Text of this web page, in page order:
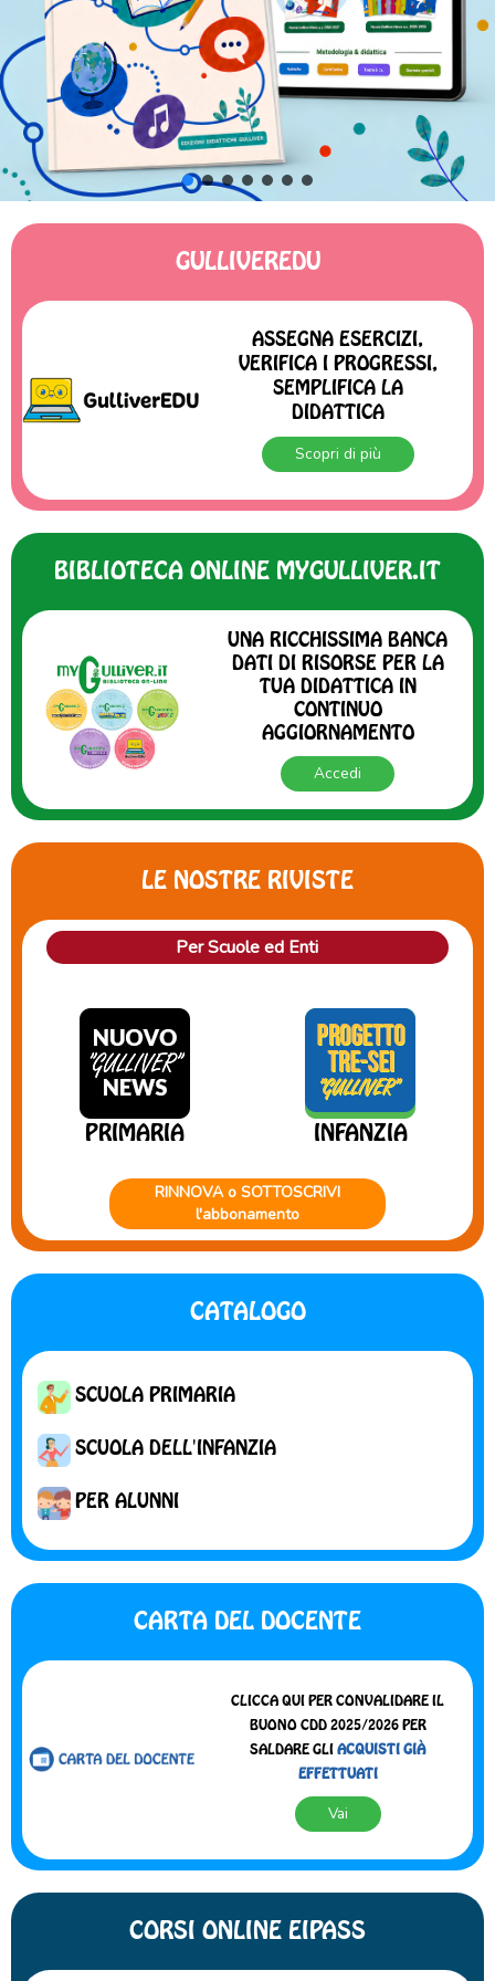
GULLIVEREDU
ASSEGNA ESERCIZI,
VERIFICA I PROGRESSI,
SEMPLIFICA LA
DIDATTICA
Scopri di più
BIBLIOTECA ONLINE MYGULLIVER.IT
UNA RICCHISSIMA BANCA
DATI DI RISORSE PER LA
TUA DIDATTICA IN
CONTINUO
AGGIORNAMENTO
Accedi
LE NOSTRE RIVISTE
Per Scuole ed Enti
PRIMARIA INFANZIA
RINNOVA o SOTTOSCRIVI
l'abbonamento
CATALOGO
SCUOLA PRIMARIA
SCUOLA DELL'INFANZIA
PER ALUNNI
CARTA DEL DOCENTE
CLICCA QUI PER CONVALIDARE IL
BUONO CDD 2025/2026 PER
SALDARE GLIACQUISTI GIÀ
EFFETTUATI
Vai
CORSI ONLINE EIPASS